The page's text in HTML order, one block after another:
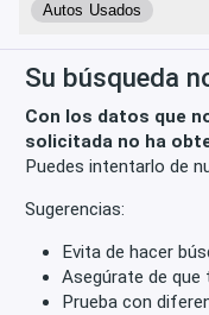
Autos Usados
Su búsqueda
Con los datos que
solicitada no ha
Puedes intentarlo de
Sugerencias:
Evita de hacer
Asegúrate de
Prueba con